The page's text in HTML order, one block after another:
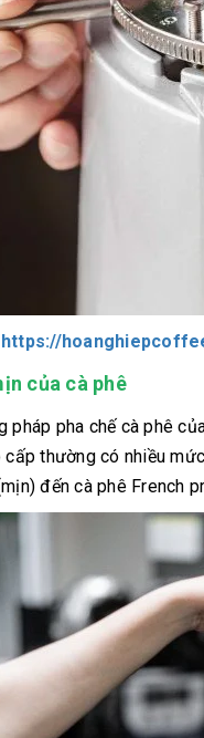
https://
của cà phê
pháp pha chế cà phê
thường có nhiều
đến cà phê French